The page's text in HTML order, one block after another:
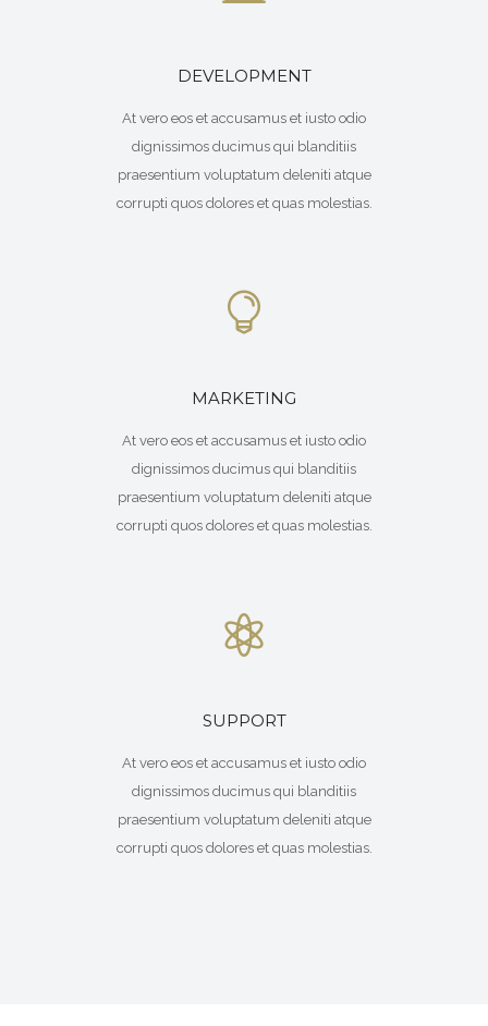
DEVELOPMENT
At vero eos et accusamus et iusto odio
dignissimos ducimus qui blanditiis
praesentium voluptatum deleniti atque
corrupti quos dolores et quas molestias.
MARKETING
At vero eos et accusamus et iusto odio
dignissimos ducimus qui blanditiis
praesentium voluptatum deleniti atque
corrupti quos dolores et quas molestias.
SUPPORT
At vero eos et accusamus et iusto odio
dignissimos ducimus qui blanditiis
praesentium voluptatum deleniti atque
corrupti quos dolores et quas molestias.